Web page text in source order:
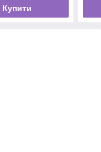
Купити